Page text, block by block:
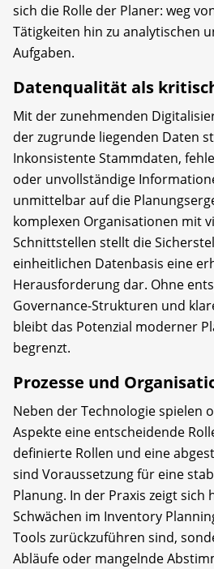
sich die Rolle der Planer: weg
Tätigkeiten hin zu analytischen
Aufgaben.
Datenqualität als
Mit der zunehmenden
der zugrunde liegenden Daten
Inkonsistente Stammdaten,
oder unvollständige
unmittelbar auf die
komplexen Organisationen mit
Schnittstellen stellt die
einheitlichen Datenbasis eine
Herausforderung dar. Ohne
Governance-Strukturen und
bleibt das Potenzial moderner
begrenzt.
Prozesse und
Neben der Technologie spielen
Aspekte eine entscheidende
definierte Rollen und eine
sind Voraussetzung für eine
Planung. In der Praxis zeigt sich
Schwächen im Inventory
Tools zurückzuführen sind,
Abläufe oder mangelnde